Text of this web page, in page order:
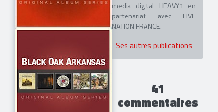
media digital HEAVY1 en
partenariat avec LIVE
NATION FRANCE.
Ses autres publications
41
commentaires